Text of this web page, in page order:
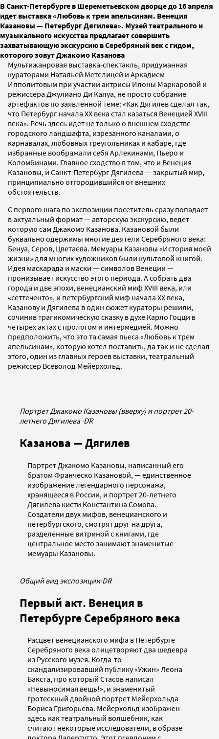
В Санкт-Петербурге в Шереметьевском дворце до 16 апреля
идет выставка «Любовь к трем апельсинам. Венеция
Казановы — Петербург Дягилева». Музей театрального и
музыкального искусства предлагает совершить
захватывающую экскурсию в Серебряный век с гидом,
которого зовут Джакомо Казанова
Мультижанровая выставка-спектакль, придуманная
кураторами Натальей Метелицей и Аркадием
Ипполитовым при участии актрисы Илоны Маркаровой и
режиссера Джулиано Ди Капуа, не просто собрание
артефактов по заявленной теме: «Как Дягилев сделал так,
что Петербург начала ХХ века стал казаться Венецией XVIII
века». Речь здесь идет не только о внешнем сходстве
городского ландшафта, изрезанного каналами, о
карнавалах, любовных треугольниках и кабаре, где
избранные воображали себя Арлекинами, Пьеро и
Коломбинами. Главное сходство в том, что и Венеция
Казановы, и Санкт-Петербург Дягилева — закрытый мир,
принципиально отгородившийся от внешних
обстоятельств.
С первого шага по экспозиции посетитель сразу попадает
в актуальный формат — авторскую экскурсию, ведет
которую сам Джакомо Казанова. Казановой были
буквально одержимы многие деятели Серебряного века:
Бенуа, Серов, Цветаева. Мемуары Казановы «История моей
жизни» для многих художников были культовой книгой.
Идея маскарада и маски — символов Венеции —
пронизывает искусство этого периода. А собрать два
города и две эпохи, венецианский миф XVIII века, или
«сеттеченто», и петербургский миф начала ХХ века,
Казанову и Дягилева в один сюжет кураторы решили,
сочинив трагикомическую сказку в духе Карло Гоцци в
четырех актах с прологом и интермедией. Можно
предположить, что это та самая пьеса «Любовь к трем
апельсинам», которую хотел поставить, да так и не сделал
этого, один из главных героев выставки, театральный
режиссер Всеволод Мейерхольд.
Портрет Джакомо Казановы (вверху) и портрет 20-
летнего Дягилева ·DR
Казанова — Дягилев
Портрет Джакомо Казановы, написанный его
братом Франческо Казановой, — единственное
изображение легендарного персонажа,
хранящееся в России, и портрет 20-летнего
Дягилева кисти Константина Сомова.
Создатели двух мифов, венецианского и
петербургского, смотрят друг на друга,
разделенные витриной с книгами, где
центральное место занимают знаменитые
мемуары Казановы.
Общий вид экспозиции·DR
Первый акт. Венеция в
Петербурге Серебряного века
Расцвет венецианского мифа в Петербурге
Серебряного века олицетворяют два шедевра
из Русского музея. Когда-то
скандализировавший публику «Ужин» Леона
Бакста, про который Стасов написал
«Невыносимая вещь!», и знаменитый
гротескный двойной портрет Мейерхольда
Бориса Григорьева. Мейерхольд изображен
здесь как театральный волшебник, как
считают некоторые исследователи, в образе